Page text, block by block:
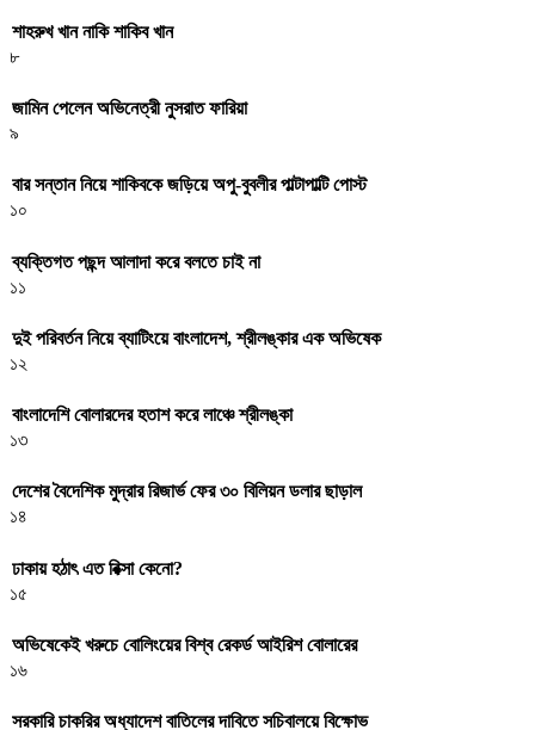
শাহরুখ খান নাকি শাকিব খান
৮
জামিন পেলেন অভিনেত্রী নুসরাত ফারিয়া
৯
বার সন্তান নিয়ে শাকিবকে জড়িয়ে অপু-বুবলীর পাল্টাপাল্টি পোস্ট
১০
ব্যক্তিগত পছন্দ আলাদা করে বলতে চাই না
১১
দুই পরিবর্তন নিয়ে ব্যাটিংয়ে বাংলাদেশ, শ্রীলঙ্কার এক অভিষেক
১২
বাংলাদেশি বোলারদের হতাশ করে লাঞ্চে শ্রীলঙ্কা
১৩
দেশের বৈদেশিক মুদ্রার রিজার্ভ ফের ৩০ বিলিয়ন ডলার ছাড়াল
১৪
ঢাকায় হঠাৎ এত রিক্সা কেনো?
১৫
অভিষেকেই খরুচে বোলিংয়ের বিশ্ব রেকর্ড আইরিশ বোলারের
১৬
সরকারি চাকরির অধ্যাদেশ বাতিলের দাবিতে সচিবালয়ে বিক্ষোভ